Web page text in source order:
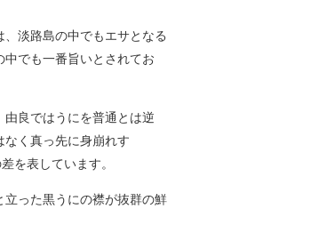
淡路島の中でもエサとなる
でも一番旨いとされてお
良ではうにを普通とは逆
く真っ先に身崩れす
を表しています。
立った黒うにの襟が抜群の鮮